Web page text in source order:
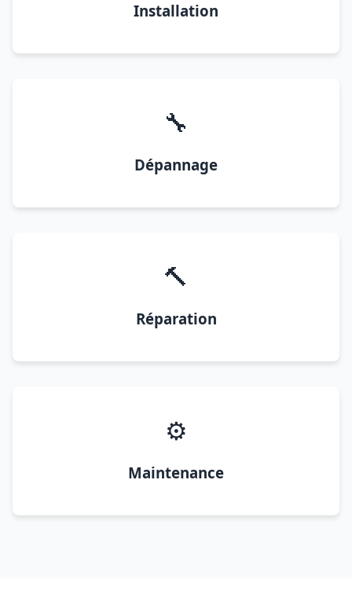
Installation
🔧
Dépannage
🔨
Réparation
⚙️
Maintenance